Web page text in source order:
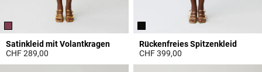
Satinkleid mit Volantkragen
CHF 289,00
Rückenfreies Spitzenkleid
CHF 399,00